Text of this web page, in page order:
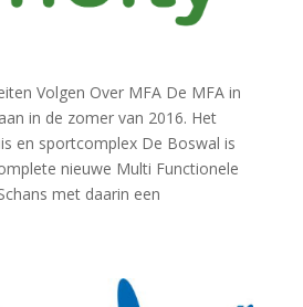
Volgen Over MFA De MFA in
in de zomer van 2016. Het
en sportcomplex De Boswal is
nieuwe Multi Functionele
met daarin een